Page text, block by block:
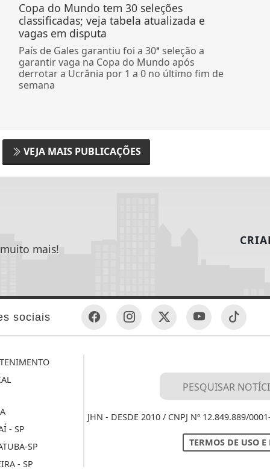
Copa do Mundo tem 30 seleções
classificadas; veja tabela atualizada e
vagas em disputa
País de Gales garantiu foi a 30ª seleção a
garantir vaga na Copa do Mundo após
derrotar a Ucrânia por 1 a 0 no último fim de
semana
VEJA MAIS PUBLICAÇÕES
mais!
sociais
- SP
SP
- SP
JHN - DESDE 2010 / CNPJ Nº 12.849.889/
TERMOS DE USO